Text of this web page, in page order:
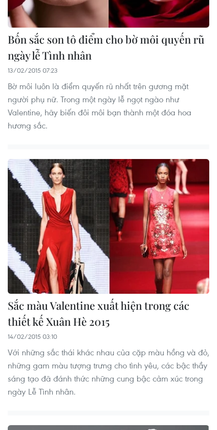
Bốn sắc son tô điểm cho bờ môi quyến rũ
ngày lễ Tình nhân
13/02/2015 07:23
Bờ môi luôn là điểm quyến rũ nhất trên gương mặt
người phụ nữ. Trong một ngày lễ ngọt ngào như
Valentine, hãy biến đôi môi bạn thành một đóa hoa
hương sắc.
Sắc màu Valentine xuất hiện trong các
thiết kế Xuân Hè 2015
14/02/2015 03:10
Với những sắc thái khác nhau của cặp màu hồng và đỏ,
những gam màu tượng trưng cho tình yêu, các bậc thầy
sáng tạo đã đánh thức những cung bậc cảm xúc trong
ngày Lễ Tình nhân.